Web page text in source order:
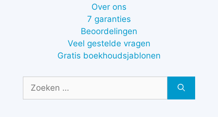
Over ons
7 garanties
Beoordelingen
Veel gestelde vragen
Gratis boekhoudsjablonen
naar: